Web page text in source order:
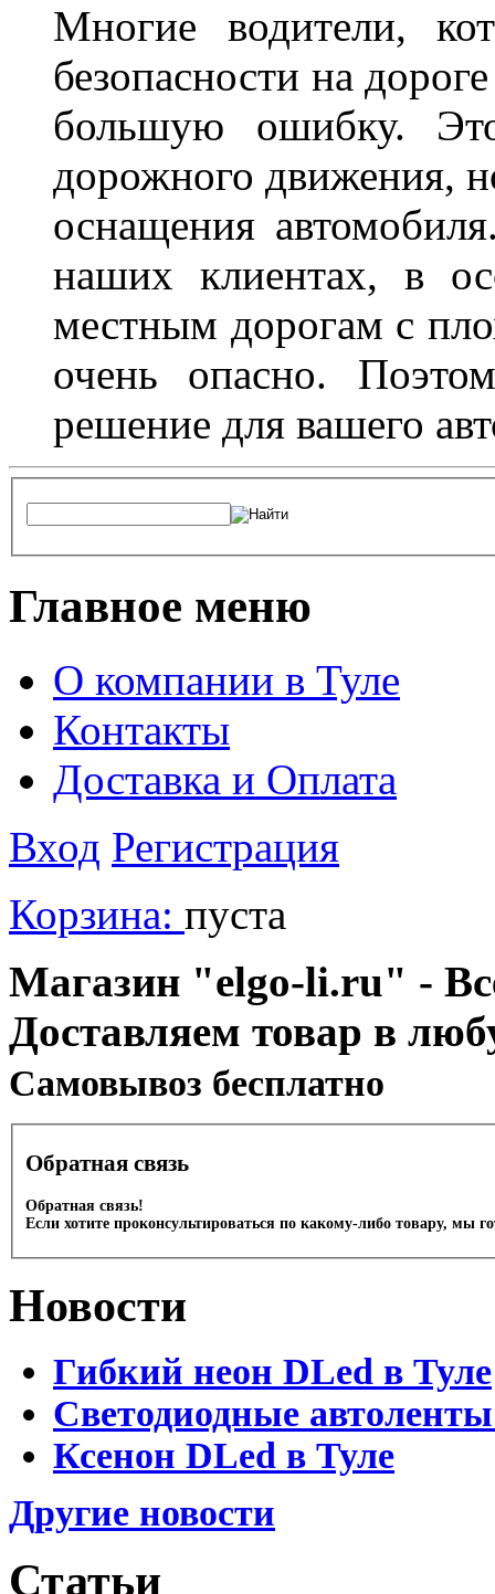
Многие водители,
безопасности на
большую ошибку.
дорожного движения,
оснащения
наших клиентах, в
местным дорогам с
очень опасно.
решение для вашего
Главное меню
О компании в Туле
Контакты
Доставка и Оплата
Вход Регистрация
Корзина: пуста
Магазин "elgo-li.ru" -
Доставляем товар в
Cамовывоз бесплатно
Обратная связь
Обратная связь!
Если хотите проконсультироваться по какому-либо товару, мы
Новости
Гибкий неон DLed в Туле
Светодиодные
Ксенон DLed в Туле
Другие новости
Статьи